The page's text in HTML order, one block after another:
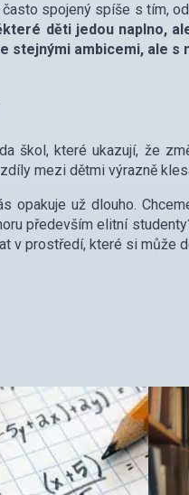
spojený spíše s tím,
děti jedou naplno,
stejnými ambicemi, ale s
škol, které ukazují, že
mezi dětmi výrazně
opakuje už dlouho.
především elitní
v prostředí, které si může